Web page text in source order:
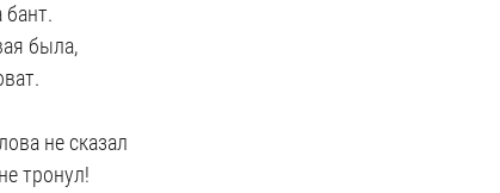
бант.
была,
не сказал
тронул!